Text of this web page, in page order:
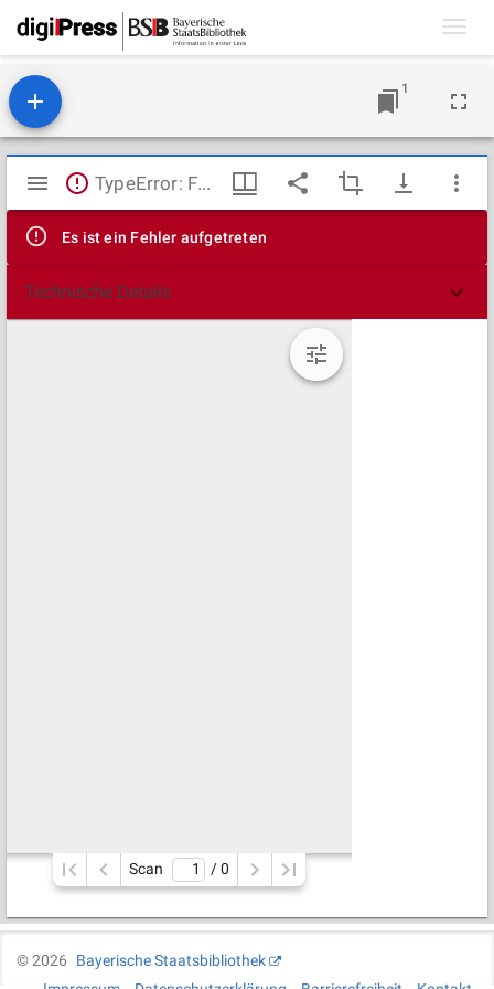
1
Mirador
Viewer
TypeError: Failed to fetch
Es ist ein Fehler aufgetreten
Technische Details
Scan / 0
©2026
Bayerische Staatsbibliothek